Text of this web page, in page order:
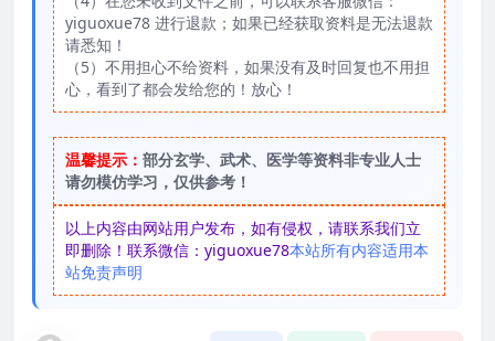
yiguoxue78 进行退款；如果已经获取资料是无法退款
请悉知！
（5）不用担心不给资料，如果没有及时回复也不用担
心，看到了都会发给您的！放心！
温馨提示： 部分玄学、武术、医学等资料非专业人士
请勿模仿学习，仅供参考！
以上内容由网站用户发布，如有侵权，请联系我们立
即删除！联系微信：yiguoxue78本站所有内容适用本
站免责声明